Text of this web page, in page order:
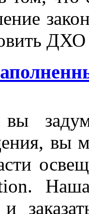
ДХО
вы